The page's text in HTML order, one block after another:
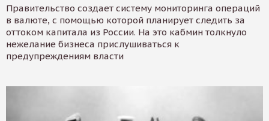
Правительство создает систему мониторинга операций
в валюте, с помощью которой планирует следить за
оттоком капитала из России. На это кабмин толкнуло
нежелание бизнеса прислушиваться к
предупреждениям власти